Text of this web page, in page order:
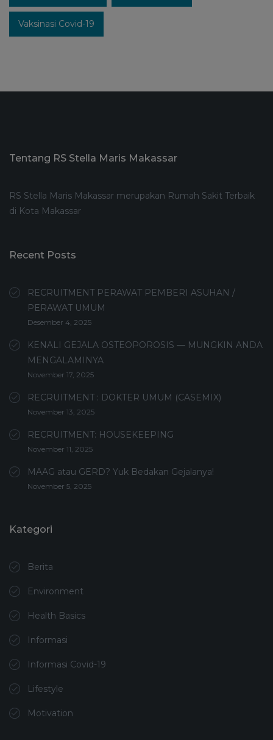
Vaksinasi Covid-19
Tentang RS Stella Maris Makassar
RS Stella Maris Makassar merupakan Rumah Sakit Terbaik
di Kota Makassar
Recent Posts
RECRUITMENT PERAWAT PEMBERI ASUHAN /
PERAWAT UMUM
Desember 4, 2025
KENALI GEJALA OSTEOPOROSIS — MUNGKIN ANDA
MENGALAMINYA
November 17, 2025
RECRUITMENT : DOKTER UMUM (CASEMIX)
November 13, 2025
RECRUITMENT: HOUSEKEEPING
November 11, 2025
MAAG atau GERD? Yuk Bedakan Gejalanya!
November 5, 2025
Kategori
Berita
Environment
Health Basics
Informasi
Informasi Covid-19
Lifestyle
Motivation